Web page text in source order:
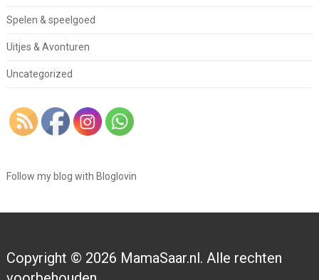
Spelen & speelgoed
Uitjes & Avonturen
Uncategorized
Follow my blog with Bloglovin
Copyright © 2026 MamaSaar.nl. Alle rechten